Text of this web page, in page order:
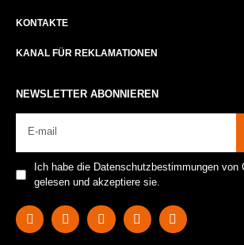
KONTAKTE
KANAL FÜR REKLAMATIONEN
NEWSLETTER ABONNIEREN
Ich habe die Datenschutzbestimmungen von
gelesen und akzeptiere sie.